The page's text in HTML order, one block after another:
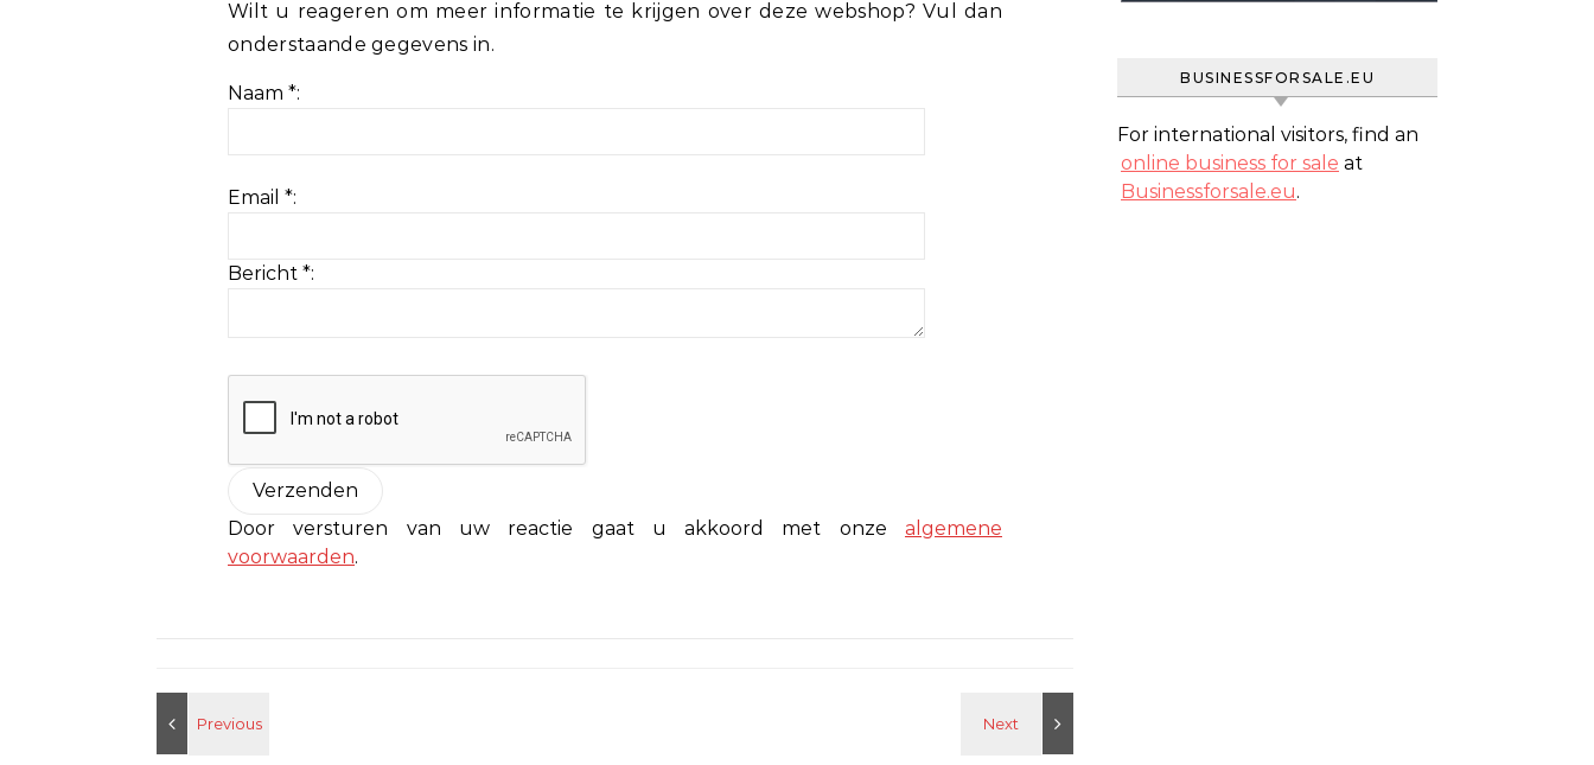
Wilt u reageren om meer informatie te krijgen over deze webshop? Vul dan
onderstaande gegevens in.
Naam *:
Email *:
Bericht *:
Door versturen van uw reactie gaat u akkoord met onze algemene
voorwaarden.
BUSINESSFORSALE.EU
For international visitors, find an
online business for sale at
Businessforsale.eu.